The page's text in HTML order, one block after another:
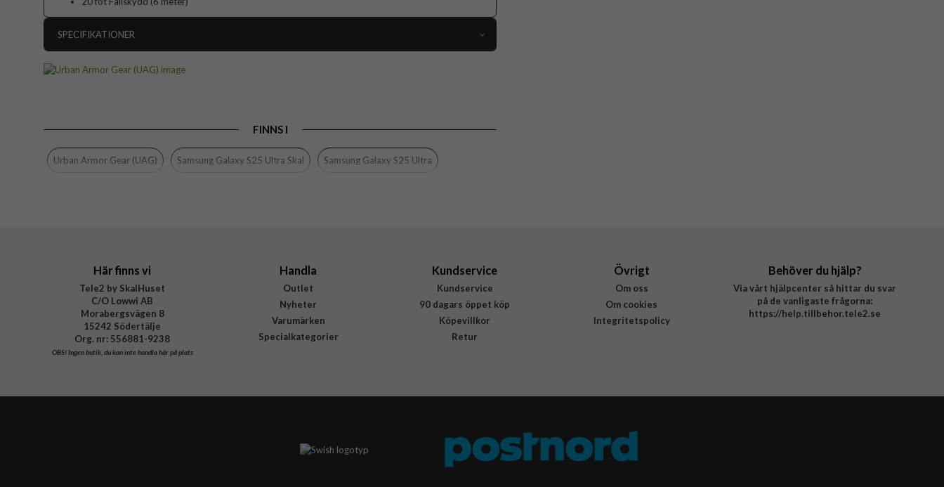
SPECIFIKATIONER
Egenskaper
Monteringsram
Färg
FINNS I
Urban Armor Gear (UAG) Samsung Galaxy S25 Ultra Skal Samsung Galaxy S25 Ultra
Här finns vi
Tele2 by SkalHuset
C/O Lowwi AB
Morabergsvägen 8
15242 Södertälje
Org. nr: 556881-9238
OBS!Ingen butik, du kan inte handla här på plats
Handla
Outlet
Nyheter
Varumärken
Specialkategorier
Kundservice
Kundservice
90 dagars öppet köp
Köpevillkor
Retur
Övrigt
Om oss
Om cookies
Integritetspolicy
Behöver du hjälp?
Via vårt hjälpcenter så hittar du svar
på de vanligaste frågorna:
https://help.tillbehor.tele2.se